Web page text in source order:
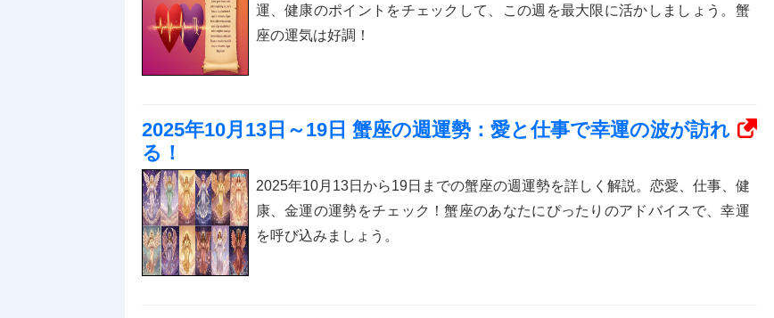
運、健康のポイントをチェックして、この週を最大限に活かしましょう。蟹
座の運気は好調！
2025年10月13日～19日 蟹座の週運勢：愛と仕事で幸運の波が訪れ
る！
2025年10月13日から19日までの蟹座の週運勢を詳しく解説。恋愛、仕事、健
康、金運の運勢をチェック！蟹座のあなたにぴったりのアドバイスで、幸運
を呼び込みましょう。